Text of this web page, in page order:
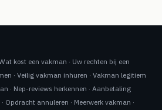
kost een vakman · Uw rechten bij een
·Veilig vakman inhuren ·Vakman legitiem
· Nep-reviews herkennen ·Aanbetaling
· Opdracht annuleren · Meerwerk vakman ·